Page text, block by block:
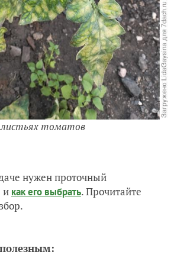
томатов
нужен проточный
и как его выбрать. Прочитайте